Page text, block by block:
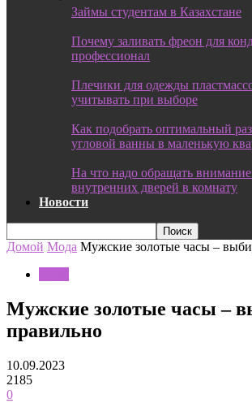
Займы студентам в Казахстане
Почему заливать фреон для
профессионал
Плечики для одежды
учитывать при выборе
Как подобрать оптимальный
угловой ванны в маленькую
На что надо обращать
внутренних дверей в комнату
Новости
Домой Мода Мужские золотые часы –
Мужские золотые часы –
правильно
10.09.2023
2185
0